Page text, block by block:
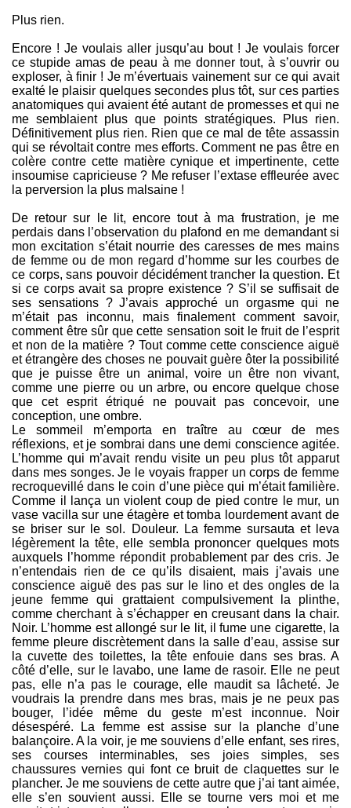
Plus rien.
Encore ! Je voulais aller jusqu’au bout ! Je voulais forcer
ce stupide amas de peau à me donner tout, à s’ouvrir ou
exploser, à finir ! Je m’évertuais vainement sur ce qui avait
exalté le plaisir quelques secondes plus tôt, sur ces parties
anatomiques qui avaient été autant de promesses et qui ne
me semblaient plus que points stratégiques. Plus rien.
Définitivement plus rien. Rien que ce mal de tête assassin
qui se révoltait contre mes efforts. Comment ne pas être en
colère contre cette matière cynique et impertinente, cette
insoumise capricieuse ? Me refuser l’extase effleurée avec
la perversion la plus malsaine !
De retour sur le lit, encore tout à ma frustration, je me
perdais dans l’observation du plafond en me demandant si
mon excitation s’était nourrie des caresses de mes mains
de femme ou de mon regard d’homme sur les courbes de
ce corps, sans pouvoir décidément trancher la question. Et
si ce corps avait sa propre existence ? S’il se suffisait de
ses sensations ? J’avais approché un orgasme qui ne
m’était pas inconnu, mais finalement comment savoir,
comment être sûr que cette sensation soit le fruit de l’esprit
et non de la matière ? Tout comme cette conscience aiguë
et étrangère des choses ne pouvait guère ôter la possibilité
que je puisse être un animal, voire un être non vivant,
comme une pierre ou un arbre, ou encore quelque chose
que cet esprit étriqué ne pouvait pas concevoir, une
conception, une ombre.
Le sommeil m’emporta en traître au cœur de mes
réflexions, et je sombrai dans une demi conscience agitée.
L’homme qui m’avait rendu visite un peu plus tôt apparut
dans mes songes. Je le voyais frapper un corps de femme
recroquevillé dans le coin d’une pièce qui m’était familière.
Comme il lança un violent coup de pied contre le mur, un
vase vacilla sur une étagère et tomba lourdement avant de
se briser sur le sol. Douleur. La femme sursauta et leva
légèrement la tête, elle sembla prononcer quelques mots
auxquels l’homme répondit probablement par des cris. Je
n’entendais rien de ce qu’ils disaient, mais j’avais une
conscience aiguë des pas sur le lino et des ongles de la
jeune femme qui grattaient compulsivement la plinthe,
comme cherchant à s’échapper en creusant dans la chair.
Noir. L’homme est allongé sur le lit, il fume une cigarette, la
femme pleure discrètement dans la salle d’eau, assise sur
la cuvette des toilettes, la tête enfouie dans ses bras. A
côté d’elle, sur le lavabo, une lame de rasoir. Elle ne peut
pas, elle n’a pas le courage, elle maudit sa lâcheté. Je
voudrais la prendre dans mes bras, mais je ne peux pas
bouger, l’idée même du geste m’est inconnue. Noir
désespéré. La femme est assise sur la planche d’une
balançoire. A la voir, je me souviens d’elle enfant, ses rires,
ses courses interminables, ses joies simples, ses
chaussures vernies qui font ce bruit de claquettes sur le
plancher. Je me souviens de cette autre que j’ai tant aimée,
elle s’en souvient aussi. Elle se tourne vers moi et me